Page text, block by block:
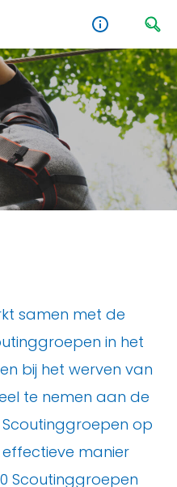
samen met de
in het
bij het werven van
te nemen aan de
op
manier
Scoutinggroepen